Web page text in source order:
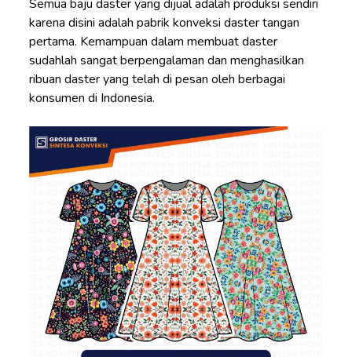
Semua baju daster yang dijual adalah produksi sendiri
karena disini adalah pabrik konveksi daster tangan
pertama. Kemampuan dalam membuat daster
sudahlah sangat berpengalaman dan menghasilkan
ribuan daster yang telah di pesan oleh berbagai
konsumen di Indonesia.